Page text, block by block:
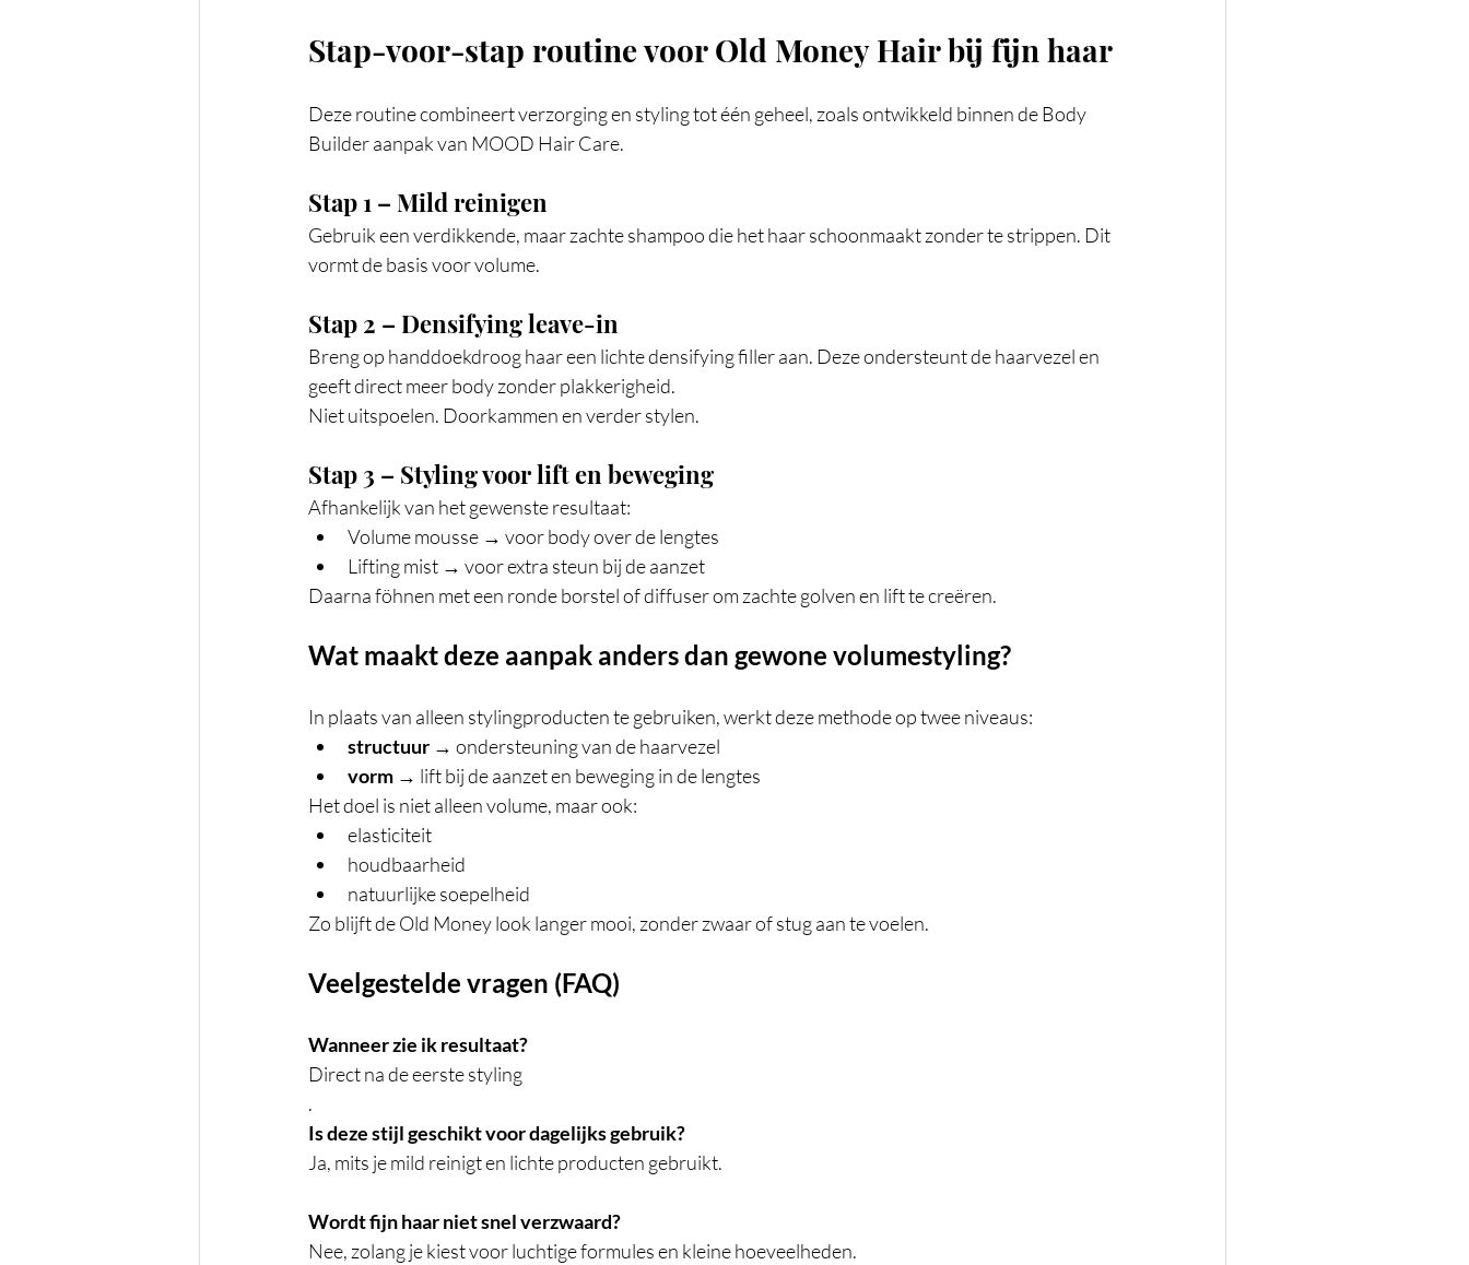
Stap-voor-stap routine voor Old Money Hair bij fijn haar
Deze routine combineert verzorging en styling tot één geheel, zoals ontwikkeld binnen de Body
Builder aanpak van MOOD Hair Care.
Stap 1 – Mild reinigen
Gebruik een verdikkende, maar zachte shampoo die het haar schoonmaakt zonder te strippen. Dit
vormt de basis voor volume.
Stap 2 – Densifying leave-in
Breng op handdoekdroog haar een lichte densifying filler aan. Deze ondersteunt de haarvezel en
geeft direct meer body zonder plakkerigheid.
Niet uitspoelen. Doorkammen en verder stylen.
Stap 3 – Styling voor lift en beweging
Afhankelijk van het gewenste resultaat:
Volume mousse → voor body over de lengtes
Lifting mist → voor extra steun bij de aanzet
Daarna föhnen met een ronde borstel of diffuser om zachte golven en lift te creëren.
Wat maakt deze aanpak anders dan gewone volumestyling?
In plaats van alleen stylingproducten te gebruiken, werkt deze methode op twee niveaus:
structuur → ondersteuning van de haarvezel
vorm → lift bij de aanzet en beweging in de lengtes
Het doel is niet alleen volume, maar ook:
elasticiteit
houdbaarheid
natuurlijke soepelheid
Zo blijft de Old Money look langer mooi, zonder zwaar of stug aan te voelen.
Veelgestelde vragen (FAQ)
Wanneer zie ik resultaat?
Direct na de eerste styling
.
Is deze stijl geschikt voor dagelijks gebruik?
Ja, mits je mild reinigt en lichte producten gebruikt.
Wordt fijn haar niet snel verzwaard?
Nee, zolang je kiest voor luchtige formules en kleine hoeveelheden.